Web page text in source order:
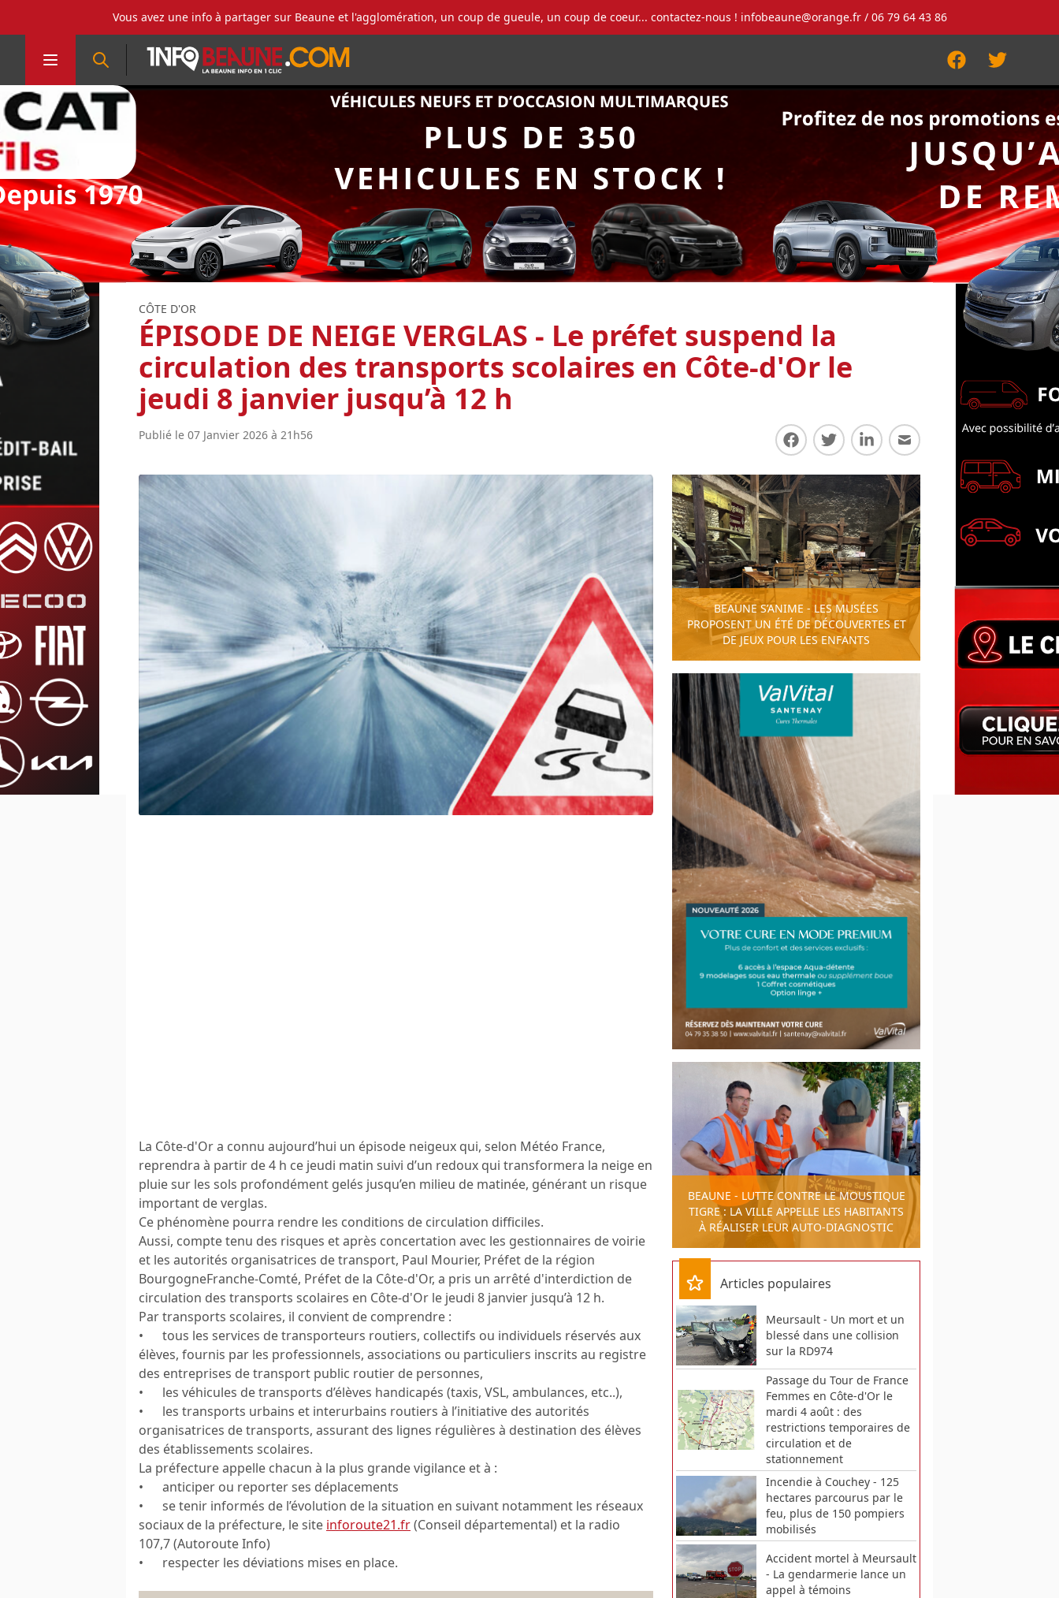
Vous avez une info à partager sur Beaune et l'agglomération, un coup de gueule, un coup de coeur... contactez-nous ! infobeaune@orange.fr/ 06 79 64 43 86
FacebookTwitter
CÔTE D'OR
ÉPISODE DE NEIGE VERGLAS - Le préfet suspend la
circulation des transports scolaires en Côte-d'Or le
jeudi 8 janvier jusqu’à 12 h
Publié le 07 Janvier 2026 à 21h56
Partager sur Facebook
Partager sur Twitter
Partager sur LinkedIn
Partager par E-mail
La Côte-d'Or a connu aujourd’hui un épisode neigeux qui, selon Météo France,
reprendra à partir de 4 h ce jeudi matin suivi d’un redoux qui transformera la neige en
pluie sur les sols profondément gelés jusqu’en milieu de matinée, générant un risque
important de verglas.
Ce phénomène pourra rendre les conditions de circulation difficiles.
Aussi, compte tenu des risques et après concertation avec les gestionnaires de voirie
et les autorités organisatrices de transport, Paul Mourier, Préfet de la région
BourgogneFranche-Comté, Préfet de la Côte-d'Or, a pris un arrêté d'interdiction de
circulation des transports scolaires en Côte-d'Or le jeudi 8 janvier jusqu’à 12 h.
Par transports scolaires, il convient de comprendre :
• tous les services de transporteurs routiers, collectifs ou individuels réservés aux
élèves, fournis par les professionnels, associations ou particuliers inscrits au registre
des entreprises de transport public routier de personnes,
• les véhicules de transports d’élèves handicapés (taxis, VSL, ambulances, etc..),
• les transports urbains et interurbains routiers à l’initiative des autorités
organisatrices de transports, assurant des lignes régulières à destination des élèves
des établissements scolaires.
La préfecture appelle chacun à la plus grande vigilance et à :
• anticiper ou reporter ses déplacements
• se tenir informés de l’évolution de la situation en suivant notamment les réseaux
sociaux de la préfecture, le site inforoute21.fr(Conseil départemental) et la radio
107,7 (Autoroute Info)
• respecter les déviations mises en place.
BEAUNE S’ANIME - LES MUSÉES
PROPOSENT UN ÉTÉ DE DÉCOUVERTES ET
DE JEUX POUR LES ENFANTS
BEAUNE - LUTTE CONTRE LE MOUSTIQUE
TIGRE : LA VILLE APPELLE LES HABITANTS
À RÉALISER LEUR AUTO-DIAGNOSTIC
Articles populaires
Meursault - Un mort et un
blessé dans une collision
sur la RD974
Passage du Tour de France
Femmes en Côte-d'Or le
mardi 4 août : des
restrictions temporaires de
circulation et de
stationnement
Incendie à Couchey - 125
hectares parcourus par le
feu, plus de 150 pompiers
mobilisés
Accident mortel à Meursault
- La gendarmerie lance un
appel à témoins